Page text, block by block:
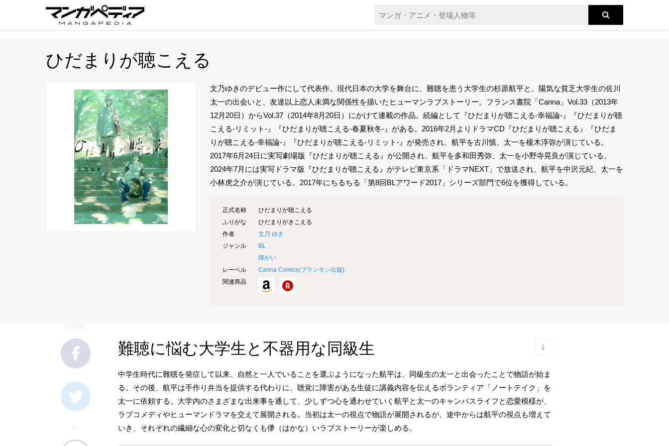
ひだまりが聴こえる
文乃ゆきのデビュー作にして代表作。現代日本の大学を舞台に、難聴を患う大学生の杉原航平と、陽気な貧乏大学生の佐川
太一の出会いと、友達以上恋人未満な関係性を描いたヒューマンラブストーリー。フランス書院「Canna」Vol.33（2013年
12月20日）からVol.37（2014年8月20日）にかけて連載の作品。続編として『ひだまりが聴こえる-幸福論-』『ひだまりが聴
こえる-リミット-』『ひだまりが聴こえる-春夏秋冬-』がある。2016年2月よりドラマCD『ひだまりが聴こえる』『ひだま
りが聴こえる-幸福論-』『ひだまりが聴こえる-リミット-』が発売され、航平を古川慎、太一を榎木淳弥が演じている。
2017年6月24日に実写劇場版『ひだまりが聴こえる』が公開され、航平を多和田秀弥、太一を小野寺晃良が演じている。
2024年7月には実写ドラマ版『ひだまりが聴こえる』がテレビ東京系「ドラマNEXT」で放送され、航平を中沢元紀、太一を
小林虎之介が演じている。2017年にちるちる「第8回BLアワード2017」シリーズ部門で6位を獲得している。
正式名称
ひだまりが聴こえる
ふりがな
ひだまりがきこえる
作者
文乃 ゆき
ジャンル
BL
障がい
レーベル
Canna Comics(プランタン出版)
関連商品
難聴に悩む大学生と不器用な同級生
中学生時代に難聴を発症して以来、自然と一人でいることを選ぶようになった航平は、同級生の太一と出会ったことで物語が始ま
る。その後、航平は手作り弁当を提供する代わりに、聴覚に障害がある生徒に講義内容を伝えるボランティア「ノートテイク」を
太一に依頼する。大学内のさまざまな出来事を通して、少しずつ心を通わせていく航平と太一のキャンパスライフと恋愛模様が、
ラブコメディやヒューマンドラマを交えて展開される。当初は太一の視点で物語が展開されるが、途中からは航平の視点も増えて
いき、それぞれの繊細な心の変化と切なくも儚（はかな）いラブストーリーが楽しめる。